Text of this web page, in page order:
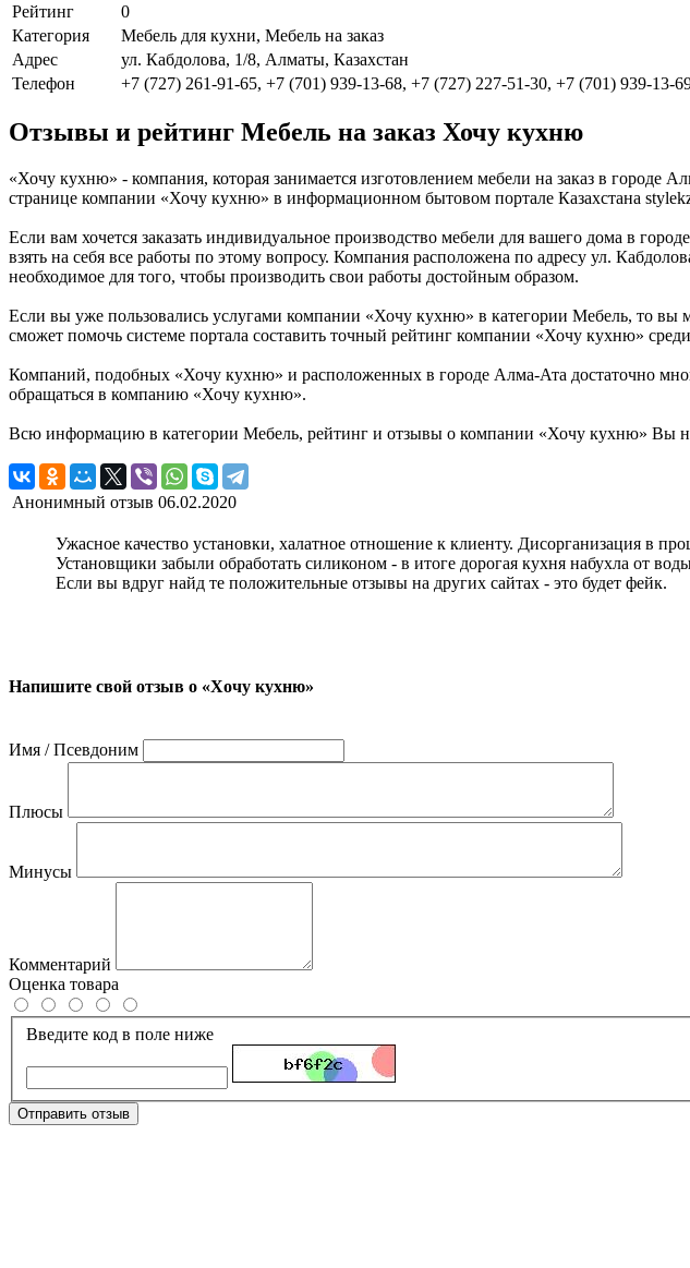
Рейтинг
0
Категория
Мебель для кухни, Мебель на заказ
Адрес
ул. Кабдолова, 1/8, Алматы, Казахстан
Телефон
+7 (727) 261-91-65, +7 (701) 939-13-68, +7 (727) 227-51-30, +7 (701) 939-13-
Отзывы и рейтинг Мебель на заказ Хочу кухню
«Хочу кухню» - компания, которая занимается изготовлением мебели на заказ в
странице компании «Хочу кухню» в информационном бытовом портале Казахстана
Если вам хочется заказать индивидуальное производство мебели для вашего дома в
взять на себя все работы по этому вопросу. Компания расположена по адресу ул.
необходимое для того, чтобы производить свои работы достойным образом.
Если вы уже пользовались услугами компании «Хочу кухню» в категории Мебель, то вы
сможет помочь системе портала составить точный рейтинг компании «Хочу кухню»
Компаний, подобных «Хочу кухню» и расположенных в городе Алма-Ата достаточно
обращаться в компанию «Хочу кухню».
Всю информацию в категории Мебель, рейтинг и отзывы о компании «Хочу кухню» Вы
Анонимный отзыв 06.02.2020
Ужасное качество установки, халатное отношение к клиенту. Дисорганизация в
Установщики забыли обработать силиконом - в итоге дорогая кухня набухла от
Если вы вдруг найд те положительные отзывы на других сайтах - это будет фейк.
Напишите свой отзыв о «Хочу кухню»
Имя / Псевдоним
Плюсы
Минусы
Комментарий
Оценка товара
Введите код в поле ниже
Отправить отзыв